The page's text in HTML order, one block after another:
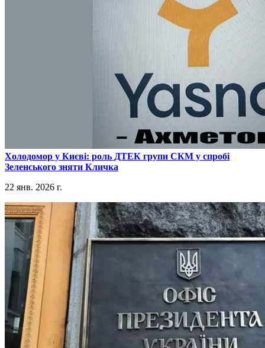
​Холодомор у Києві: роль ДТЕК групи СКМ у спробі
Зеленського зняти Кличка
22 янв. 2026 г.